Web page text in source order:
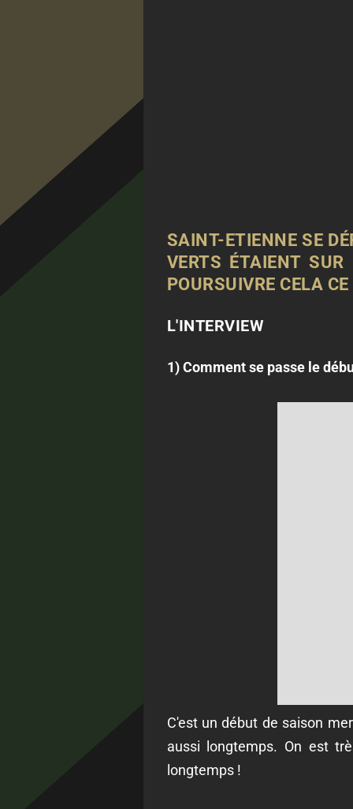
SAINT-ETIENNE SE
VERTS ÉTAIENT
POURSUIVRE CELA
L'INTERVIEW
1) Comment se passe le
C'est un début de saison
aussi longtemps. On est
longtemps !